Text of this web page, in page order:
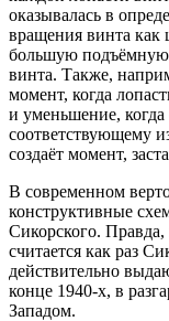
оказывалась в
вращения винта как
большую подъёмную
винта. Также,
момент, когда
и уменьшение,
соответствующему
создаёт момент,
В современном
конструктивные
Сикорского. Правда,
считается как раз
действительно
конце 1940-х, в
Западом.